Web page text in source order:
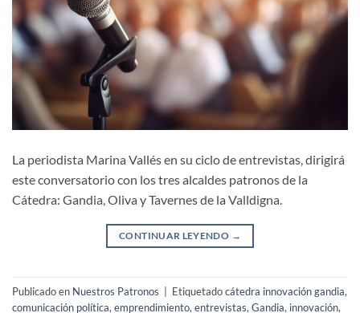
La periodista Marina Vallés en su ciclo de entrevistas, dirigirá
este conversatorio con los tres alcaldes patronos de la
Cátedra: Gandia, Oliva y Tavernes de la Valldigna.
CONTINUAR LEYENDO →
Publicado en Nuestros Patronos Etiquetadocátedra innovación gandia,
comunicación política, emprendimiento, entrevistas, Gandia, innovación,